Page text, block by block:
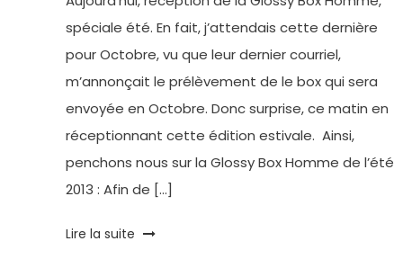
spéciale été. En fait, j’attendais cette dernière
pour Octobre, vu que leur dernier courriel,
m’annonçait le prélèvement de le box qui sera
envoyée en Octobre. Donc surprise, ce matin en
réceptionnant cette édition estivale. Ainsi,
penchons nous sur la Glossy Box Homme de l’été
2013 : Afin de […]
Tagged
Lire la suite